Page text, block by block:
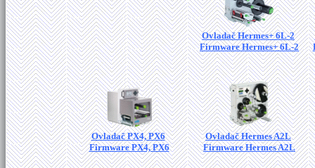
Ovladač Hermes+ 6L-2
Firmware Hermes+ 6L-2
Ovladač PX4, PX6
Firmware PX4, PX6
Ovladač Hermes A2L
Firmware Hermes A2L